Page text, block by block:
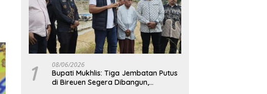
1 08/06/2026
Bupati Mukhlis: Tiga Jembatan Putus
di Bireuen Segera Dibangun,